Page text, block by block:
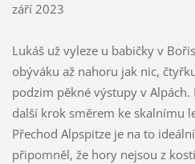
září 2023
Lukáš už vyleze u babičky v
obýváku až nahoru jak nic,
podzim pěkné výstupy v Alpách.
další krok směrem ke skalnímu
Přechod Alpspitze je na to
připomněl, že hory nejsou z